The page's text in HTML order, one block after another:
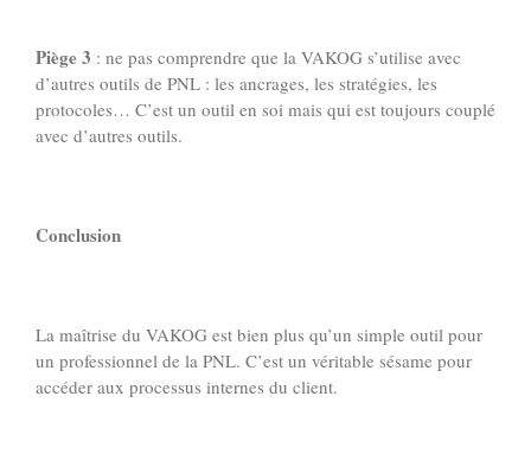
Piège 3 : ne pas comprendre que la VAKOG s’utilise avec
d’autres outils de PNL : les ancrages, les stratégies, les
protocoles… C’est un outil en soi mais qui est toujours couplé
avec d’autres outils.
Conclusion
La maîtrise du VAKOG est bien plus qu’un simple outil pour
un professionnel de la PNL. C’est un véritable sésame pour
accéder aux processus internes du client.